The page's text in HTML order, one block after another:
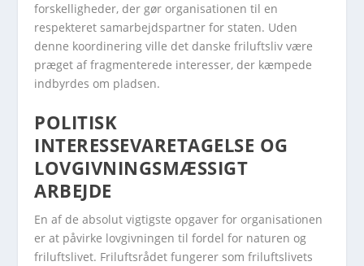
forskelligheder, der gør organisationen til en
respekteret samarbejdspartner for staten. Uden
denne koordinering ville det danske friluftsliv være
præget af fragmenterede interesser, der kæmpede
indbyrdes om pladsen.
POLITISK
INTERESSEVARETAGELSE OG
LOVGIVNINGSMÆSSIGT
ARBEJDE
En af de absolut vigtigste opgaver for organisationen
er at påvirke lovgivningen til fordel for naturen og
friluftslivet. Friluftsrådet fungerer som friluftslivets